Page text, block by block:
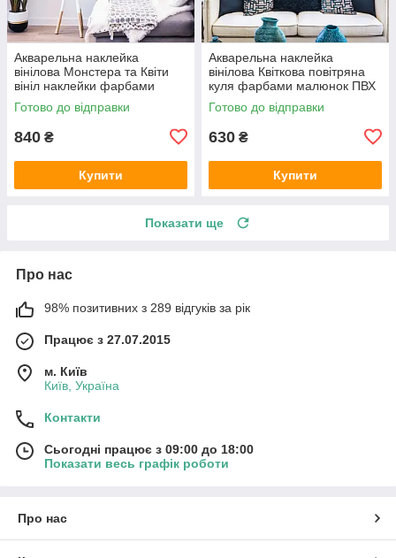
Акварельна наклейка
вінілова Монстера та Квіти
вініл наклейки фарбами
малюнок ПВХ 1000х1200мм
матова
Готово до відправки
840 ₴
Купити
Акварельна наклейка
вінілова Квіткова повітряна
куля фарбами малюнок ПВХ
540х700мм матова
Готово до відправки
630 ₴
Купити
Показати ще
Про нас
98% позитивних з 289 відгуків за рік
Працює з 27.07.2015
м. Київ
Київ, Україна
Контакти
Сьогодні працює з 09:00 до 18:00
Показати весь графік роботи
Про нас